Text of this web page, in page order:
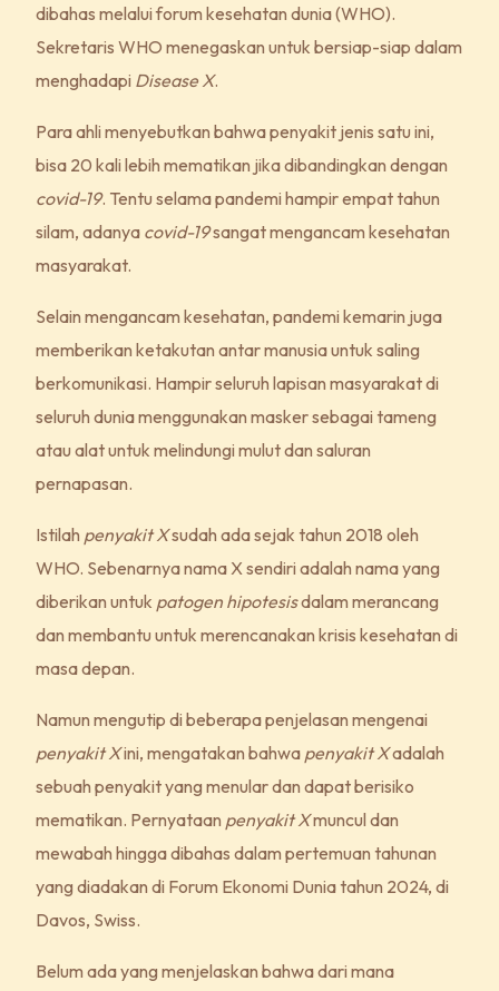
dibahas melalui forum kesehatan dunia (WHO).
Sekretaris WHO menegaskan untuk bersiap-siap dalam
menghadapi Disease X.
Para ahli menyebutkan bahwa penyakit jenis satu ini,
bisa 20 kali lebih mematikan jika dibandingkan dengan
covid-19. Tentu selama pandemi hampir empat tahun
silam, adanya covid-19sangat mengancam kesehatan
masyarakat.
Selain mengancam kesehatan, pandemi kemarin juga
memberikan ketakutan antar manusia untuk saling
berkomunikasi. Hampir seluruh lapisan masyarakat di
seluruh dunia menggunakan masker sebagai tameng
atau alat untuk melindungi mulut dan saluran
pernapasan.
Istilah penyakit Xsudah ada sejak tahun 2018 oleh
WHO. Sebenarnya nama X sendiri adalah nama yang
diberikan untuk patogen hipotesisdalam merancang
dan membantu untuk merencanakan krisis kesehatan di
masa depan.
Namun mengutip di beberapa penjelasan mengenai
penyakit Xini, mengatakan bahwa penyakit Xadalah
sebuah penyakit yang menular dan dapat berisiko
mematikan. Pernyataan penyakit Xmuncul dan
mewabah hingga dibahas dalam pertemuan tahunan
yang diadakan di Forum Ekonomi Dunia tahun 2024, di
Davos, Swiss.
Belum ada yang menjelaskan bahwa dari mana